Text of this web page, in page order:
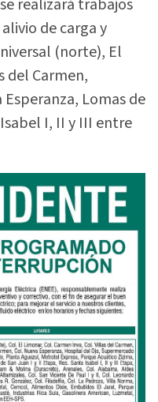
realizará trabajos
de carga y
(norte), El
del Carmen,
Lomas de
I, II y III entre